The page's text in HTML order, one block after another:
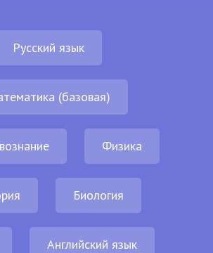
Русский язык
(базовая)
Физика
Биология
Английский язык